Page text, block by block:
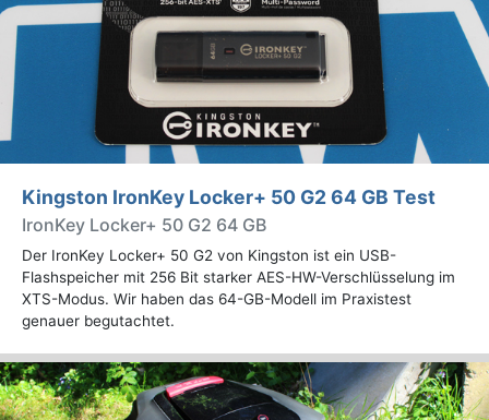
Kingston IronKey Locker+ 50 G2 64 GB Test
IronKey Locker+ 50 G2 64 GB
Der IronKey Locker+ 50 G2 von Kingston ist ein USB-
Flashspeicher mit 256 Bit starker AES-HW-Verschlüsselung im
XTS-Modus. Wir haben das 64-GB-Modell im Praxistest
genauer begutachtet.